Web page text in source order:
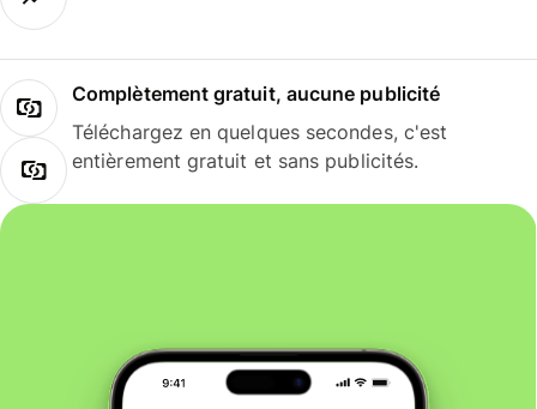
Complètement gratuit, aucune publicité
Téléchargez en quelques secondes, c'est
entièrement gratuit et sans publicités.